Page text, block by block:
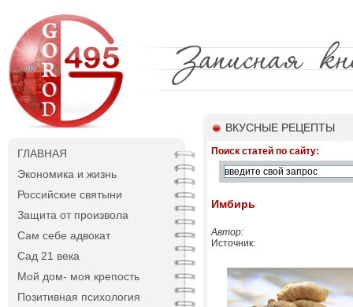
ГЛАВНАЯ
Экономика и жизнь
Российские святыни
Защита от произвола
Сам себе адвокат
Сад 21 века
Мой дом- моя крепость
Позитивная психология
ВКУСНЫЕ РЕЦЕПТЫ
Поиск статей по сайту:
Имбирь
Автор:
Источник: